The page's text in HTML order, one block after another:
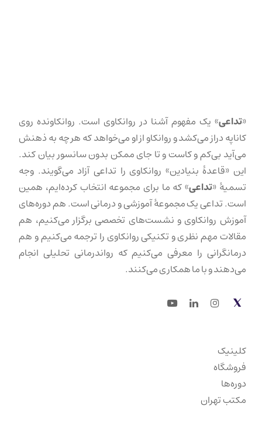
«تداعی» یک مفهوم آشنا در روانکاوی است. روانکاونده روی
کاناپه دراز می‌کشد و روانکاو از او می‌خواهد که هر چه به ذهنش
می‌آید بی‌کم و کاست و تا جای ممکن بدون سانسور بیان کند.
این «قاعدهٔ بنیادین» روانکاوی را تداعی آزاد می‌گویند. وجه
تسمیهٔ «تداعی» که ما برای مجموعه انتخاب کرده‌ایم، همین
است. تداعی یک مجموعهٔ آموزشی و درمانی است. هم دوره‌های
آموزش روانکاوی و نشست‌های تخصصی برگزار می‌کنیم، هم
مقالات مهم نظری و تکنیکی روانکاوی را ترجمه می‌کنیم و هم
درمانگرانی را معرفی می‌کنیم که رواندرمانی تحلیلی انجام
می‌دهند و با ما همکاری می‌کنند.
Twitter
Instagram
LinkedIn
Youtube
کلینیک
فروشگاه
دوره‌ها
مکتب تهران